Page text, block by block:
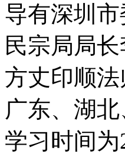
导有深圳
民宗局局
方丈印顺
广东、湖
学习时间为